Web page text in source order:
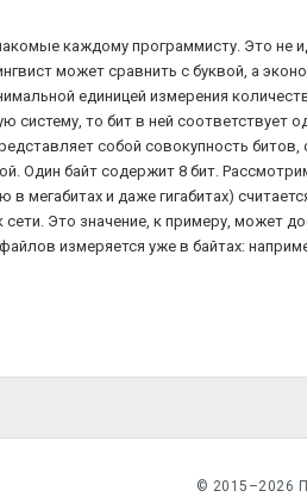
каждому программисту. Это не
может сравнить с буквой, а
единицей измерения
систему, то бит в ней соответствует
собой совокупность
Один байт содержит 8 бит.
в мегабитах и даже гигабитах)
Это значение, к примеру, может
измеряется уже в байтах:
© 2015–2026